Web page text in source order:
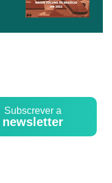
Subscrever a
newsletter